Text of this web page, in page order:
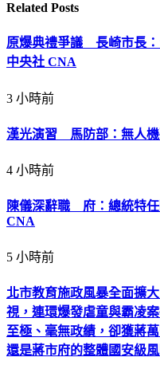
Related Posts
原爆典禮爭議 長崎市長：
中央社 CNA
3 小時前
漢光演習 馬防部：無人機
4 小時前
陳儀深辭職 府：總統特
CNA
5 小時前
北市教育施政風暴全面擴
視，連環爆發虐童與霸凌
至極、毫無政績，卻獲蔣
還是蔣市府的整體國安級風